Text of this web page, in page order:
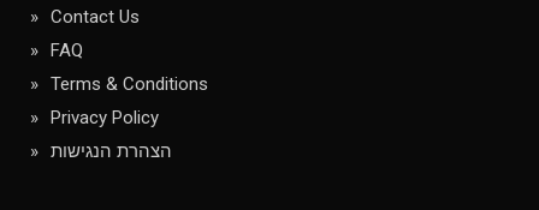
Contact Us
FAQ
Terms & Conditions
Privacy Policy
הצהרת הנגישות